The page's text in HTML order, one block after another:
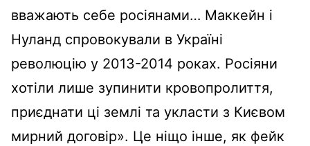
вважають себе росіянами… Маккейн і
Нуланд спровокували в Україні
революцію у 2013-2014 роках. Росіяни
хотіли лише зупинити кровопролиття,
приєднати ці землі та укласти з Києвом
мирний договір». Це ніщо інше, як фейк